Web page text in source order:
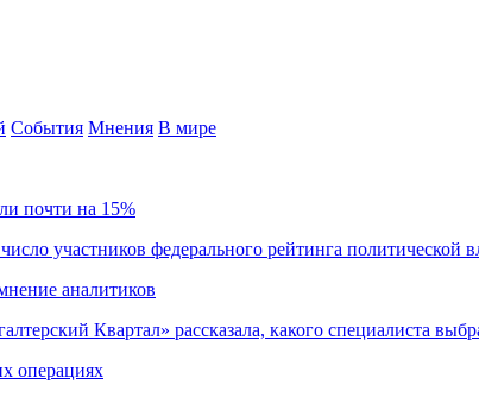
События Мнения В мире
почти на 15%
участников федерального рейтинга политической
аналитиков
Квартал» рассказала, какого специалиста
операциях